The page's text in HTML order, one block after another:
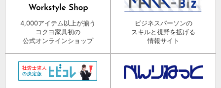
4,000アイテム以上が揃う
コクヨ家具初の
公式オンラインショップ
ビジネスパーソンの
スキルと視野を拡げる
情報サイト